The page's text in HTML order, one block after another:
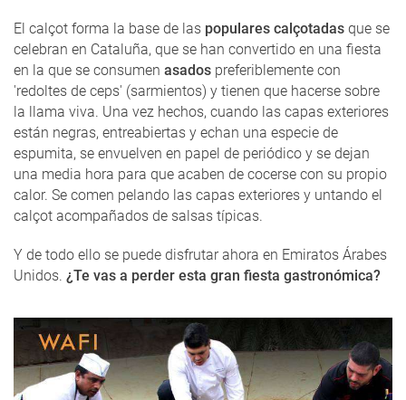
El calçot forma la base de las populares calçotadas que se
celebran en Cataluña, que se han convertido en una fiesta
en la que se consumen asados preferiblemente con
'redoltes de ceps' (sarmientos) y tienen que hacerse sobre
la llama viva. Una vez hechos, cuando las capas exteriores
están negras, entreabiertas y echan una especie de
espumita, se envuelven en papel de periódico y se dejan
una media hora para que acaben de cocerse con su propio
calor. Se comen pelando las capas exteriores y untando el
calçot acompañados de salsas típicas.
Y de todo ello se puede disfrutar ahora en Emiratos Árabes
Unidos. ¿Te vas a perder esta gran fiesta gastronómica?